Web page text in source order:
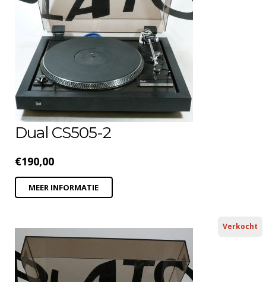
Dual CS505-2
€190,00
MEER INFORMATIE
Verkocht